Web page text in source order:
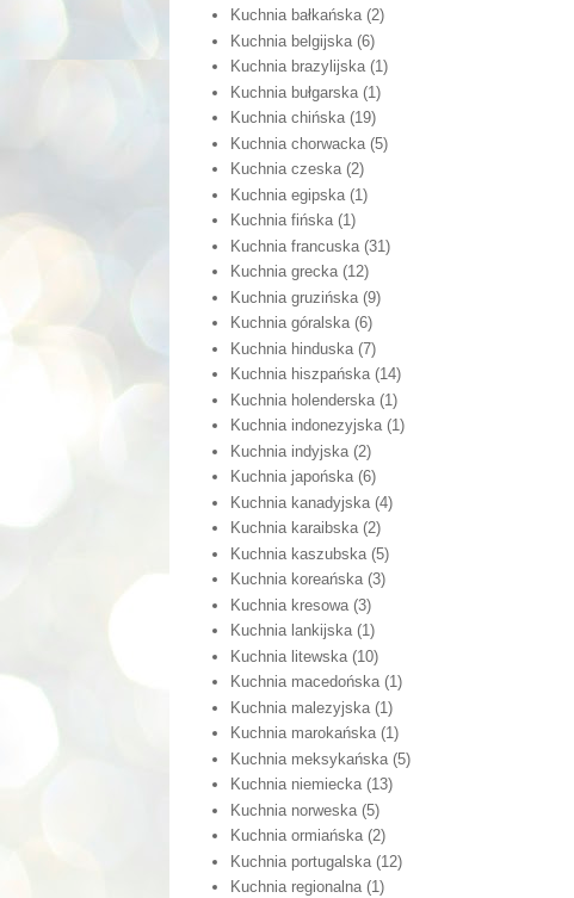
Kuchnia bałkańska (2)
Kuchnia belgijska (6)
Kuchnia brazylijska (1)
Kuchnia bułgarska (1)
Kuchnia chińska (19)
Kuchnia chorwacka (5)
Kuchnia czeska (2)
Kuchnia egipska (1)
Kuchnia fińska (1)
Kuchnia francuska (31)
Kuchnia grecka (12)
Kuchnia gruzińska (9)
Kuchnia góralska (6)
Kuchnia hinduska (7)
Kuchnia hiszpańska (14)
Kuchnia holenderska (1)
Kuchnia indonezyjska (1)
Kuchnia indyjska (2)
Kuchnia japońska (6)
Kuchnia kanadyjska (4)
Kuchnia karaibska (2)
Kuchnia kaszubska (5)
Kuchnia koreańska (3)
Kuchnia kresowa (3)
Kuchnia lankijska (1)
Kuchnia litewska (10)
Kuchnia macedońska (1)
Kuchnia malezyjska (1)
Kuchnia marokańska (1)
Kuchnia meksykańska (5)
Kuchnia niemiecka (13)
Kuchnia norweska (5)
Kuchnia ormiańska (2)
Kuchnia portugalska (12)
Kuchnia regionalna (1)